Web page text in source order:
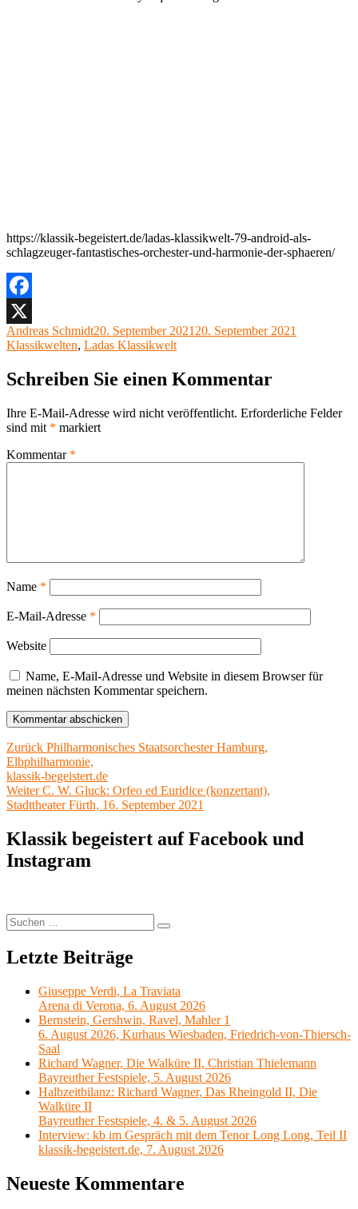
https://klassik-begeistert.de/ladas-klassikwelt-79-android-als-
schlagzeuger-fantastisches-orchester-und-harmonie-der-sphaeren/
Facebook
X
Autor
Andreas SchmidtVeröffentlicht
am
20. September 2021 20. September 2021
Klassikwelten, Ladas Klassikwelt
Schreiben Sie einen Kommentar
Ihre E-Mail-Adresse wird nicht veröffentlicht. Erforderliche Felder
sind mit * markiert
Kommentar *
Name *
E-Mail-Adresse *
Website
Name, E-Mail-Adresse und Website in diesem Browser für
meinen nächsten Kommentar speichern.
Beitragsnavigation
Zurück Vorheriger
Beitrag:
Philharmonisches Staatsorchester Hamburg,
Elbphilharmonie,
klassik-begeistert.de
Weiter Nächster
Beitrag:
C. W. Gluck: Orfeo ed Euridice (konzertant),
Stadttheater Fürth, 16. September 2021
Klassik begeistert auf Facebook und
Instagram
Suchen
nach:
Suchen
Letzte Beiträge
Giuseppe Verdi, La Traviata
Arena di Verona, 6. August 2026
Bernstein, Gershwin, Ravel, Mahler 1
6. August 2026, Kurhaus Wiesbaden, Friedrich-von-Thiersch-
Saal
Richard Wagner, Die Walküre II, Christian Thielemann
Bayreuther Festspiele, 5. August 2026
Halbzeitbilanz: Richard Wagner, Das Rheingold II, Die
Walküre II
Bayreuther Festspiele, 4. & 5. August 2026
Interview: kb im Gespräch mit dem Tenor Long Long, Teil II
klassik-begeistert.de, 7. August 2026
Neueste Kommentare